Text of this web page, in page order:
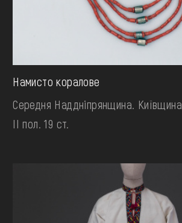
Намисто коралове
Середня Наддніпрянщина. Київщина
II пол. 19 ст.